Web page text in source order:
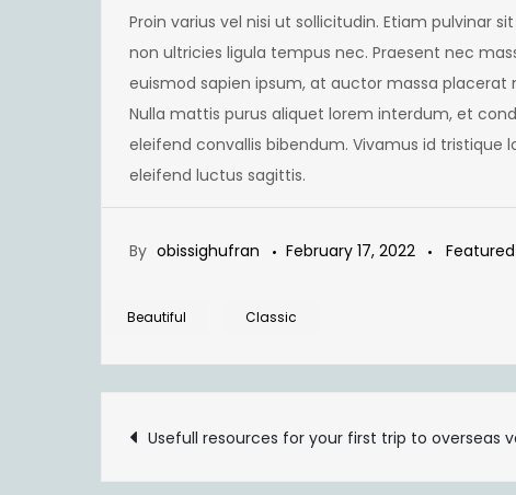
Proin varius vel nisi ut sollicitudin. Etiam pulvinar
non ultricies ligula tempus nec. Praesent nec
euismod sapien ipsum, at auctor massa
Nulla mattis purus aliquet lorem interdum, et
eleifend convallis bibendum. Vivamus id tristique
eleifend luctus sagittis.
By obissighufran February 17, 2022 Featured
Beautiful Classic
Post
Usefull resources for your first trip to overseas